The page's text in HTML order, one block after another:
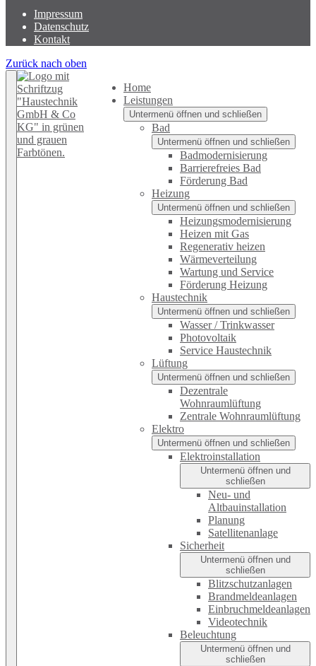
Impressum
Datenschutz
Kontakt
Zurück nach oben
Home
Leistungen
Untermenü öffnen und schließen
Bad
Untermenü öffnen und schließen
Badmodernisierung
Barrierefreies Bad
Förderung Bad
Heizung
Untermenü öffnen und schließen
Heizungsmodernisierung
Heizen mit Gas
Regenerativ heizen
Wärmeverteilung
Wartung und Service
Förderung Heizung
Haustechnik
Untermenü öffnen und schließen
Wasser / Trinkwasser
Photovoltaik
Service Haustechnik
Lüftung
Untermenü öffnen und schließen
Dezentrale
Wohnraumlüftung
Zentrale Wohnraumlüftung
Elektro
Untermenü öffnen und schließen
Elektroinstallation
Untermenü öffnen und
schließen
Neu- und
Altbauinstallation
Planung
Satellitenanlage
Sicherheit
Untermenü öffnen und
schließen
Blitzschutzanlagen
Brandmeldeanlagen
Einbruchmeldeanlagen
Videotechnik
Beleuchtung
Untermenü öffnen und
schließen